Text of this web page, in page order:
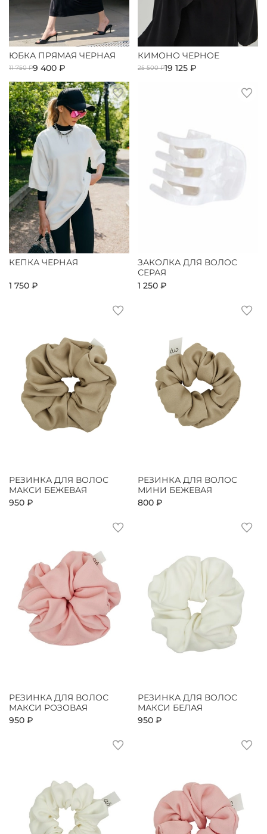
ЮБКА ПРЯМАЯ ЧЕРНАЯ
11 750 ₽9 400 ₽
КИМОНО ЧЕРНОЕ
25 500 ₽19 125 ₽
КЕПКА ЧЕРНАЯ
1 750 ₽
ЗАКОЛКА ДЛЯ ВОЛОС
СЕРАЯ
1 250 ₽
РЕЗИНКА ДЛЯ ВОЛОС
МАКСИ БЕЖЕВАЯ
950 ₽
РЕЗИНКА ДЛЯ ВОЛОС
МИНИ БЕЖЕВАЯ
800 ₽
РЕЗИНКА ДЛЯ ВОЛОС
МАКСИ РОЗОВАЯ
950 ₽
РЕЗИНКА ДЛЯ ВОЛОС
МАКСИ БЕЛАЯ
950 ₽